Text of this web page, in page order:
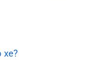
xe?